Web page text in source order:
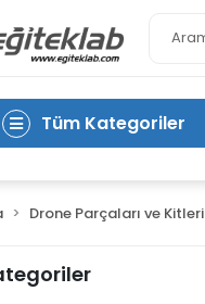
Tüm Kategoriler
Drone Parçaları ve Kitleri